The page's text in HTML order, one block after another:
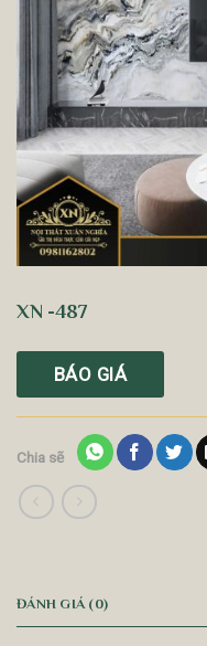
XN -487
BÁO GIÁ
Chia sẽ
ĐÁNH GIÁ (0)